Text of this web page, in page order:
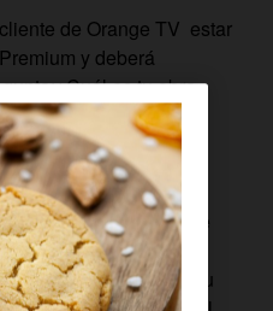
de Orange TV estar
y deberá
es tu obra
respuesta, junto con
elegiremos a dos que
doble cada uno
un acompañante de su